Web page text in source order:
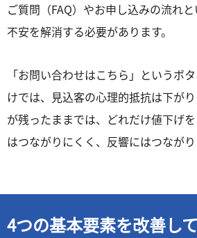
ご質問（FAQ）やお申し込みの流れ
不安を解消する必要があります。
「お問い合わせはこちら」というボ
けでは、見込客の心理的抵抗は下が
が残ったままでは、どれだけ値下げ
はつながりにくく、反響にはつながり
4つの基本要素を改善し